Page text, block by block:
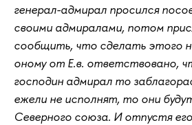
генерал-адмирал просился
своими адмиралами, потом
сообщить, что сделать этого
оному от Е.в. ответствовано,
господин адмирал то
ежели не исполнят, то они
Северного союза. И отпустя